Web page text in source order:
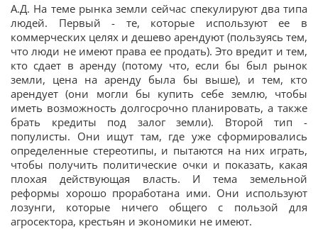
А.Д. На теме рынка земли сейчас спекулируют два типа
людей. Первый - те, которые используют ее в
коммерческих целях и дешево арендуют (пользуясь тем,
что люди не имеют права ее продать). Это вредит и тем,
кто сдает в аренду (потому что, если бы был рынок
земли, цена на аренду была бы выше), и тем, кто
арендует (они могли бы купить себе землю, чтобы
иметь возможность долгосрочно планировать, а также
брать кредиты под залог земли). Второй тип -
популисты. Они ищут там, где уже сформировались
определенные стереотипы, и пытаются на них играть,
чтобы получить политические очки и показать, какая
плохая действующая власть. И тема земельной
реформы хорошо проработана ими. Они используют
лозунги, которые ничего общего с пользой для
агросектора, крестьян и экономики не имеют.